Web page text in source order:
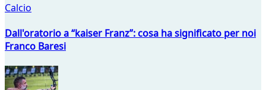
Calcio
Dall'oratorio a “kaiser Franz”: cosa ha significato per noi
Franco Baresi